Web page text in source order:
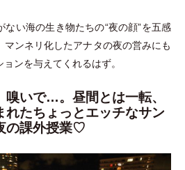
い海の生き物たちの“夜の顔”を五感
マンネリ化したアナタの夜の営みにも
ンを与えてくれるはず。
いで…。昼間とは一転、
れたちょっとエッチなサン
の課外授業♡